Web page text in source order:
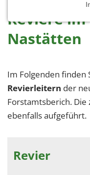
Reviere
Nastätten
Im Folgenden finden
Revierleitern der
Forstamtsberich.
ebenfalls aufgeführt.
Revier